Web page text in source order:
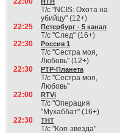
Т/с "NCIS: Охота на
убийцу" (12+)
22:25
Петербург - 5 канал
Т/с "След" (16+)
22:30
Россия 1
Т/с "Сестра моя,
Любовь" (12+)
22:30
РТР-Планета
Т/с "Сестра моя,
Любовь"
22:00
RTVi
Т/с "Операция
"Мухаббат" (16+)
22:30
ТНТ
Т/с "Коп-звезда"